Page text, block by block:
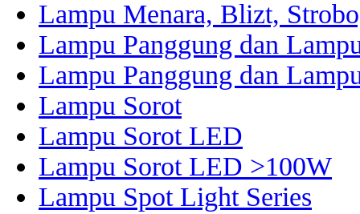
Lampu Menara, Blizt,
Lampu Panggung dan
Lampu Panggung dan
Lampu Sorot
Lampu Sorot LED
Lampu Sorot LED >100W
Lampu Spot Light Series